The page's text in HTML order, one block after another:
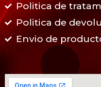
Politica de
Politica de
Envio de